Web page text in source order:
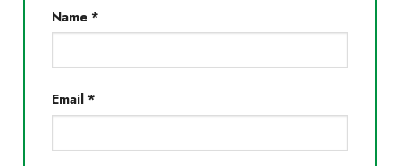
Name *
Email *